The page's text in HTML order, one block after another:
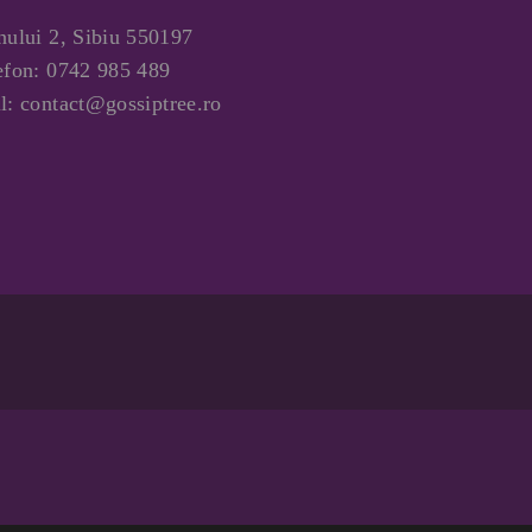
2, Sibiu 550197
0742 985 489
contact@gossiptree.ro